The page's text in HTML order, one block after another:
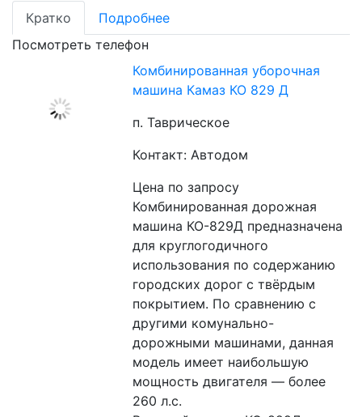
Кратко
Подробнее
Посмотреть телефон
Комбинированная уборочная
машина Камаз КО 829 Д
п. Таврическое
Контакт: Автодом
Цена по запросу
Комбинированная дорожная
машина КО-829Д предназначена
для круглогодичного
использования по содержанию
городских дорог с твёрдым
покрытием. По сравнению с
другими комунально-
дорожными машинами, данная
модель имеет наибольшую
мощность двигателя — более
260 л.с.